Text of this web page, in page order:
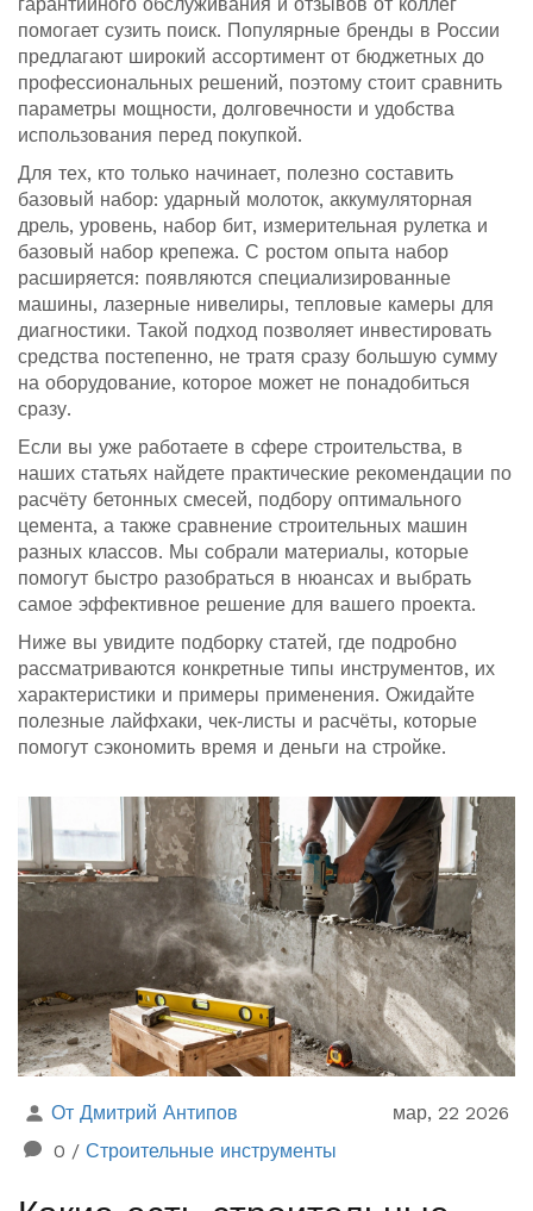
помогает сузить поиск. Популярные бренды в России
предлагают широкий ассортимент от бюджетных до
профессиональных решений, поэтому стоит сравнить
параметры мощности, долговечности и удобства
использования перед покупкой.
Для тех, кто только начинает, полезно составить
базовый набор: ударный молоток, аккумуляторная
дрель, уровень, набор бит, измерительная рулетка и
базовый набор крепежа. С ростом опыта набор
расширяется: появляются специализированные
машины, лазерные нивелиры, тепловые камеры для
диагностики. Такой подход позволяет инвестировать
средства постепенно, не тратя сразу большую сумму
на оборудование, которое может не понадобиться
сразу.
Если вы уже работаете в сфере строительства, в
наших статьях найдете практические рекомендации по
расчёту бетонных смесей, подбору оптимального
цемента, а также сравнение строительных машин
разных классов. Мы собрали материалы, которые
помогут быстро разобраться в нюансах и выбрать
самое эффективное решение для вашего проекта.
Ниже вы увидите подборку статей, где подробно
рассматриваются конкретные типы инструментов, их
характеристики и примеры применения. Ожидайте
полезные лайфхаки, чек‑листы и расчёты, которые
помогут сэкономить время и деньги на стройке.
От Дмитрий Антипов
мар, 22 2026
0 / Строительные инструменты